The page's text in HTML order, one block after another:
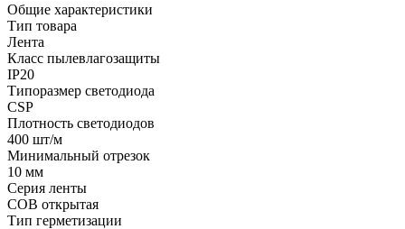
Общие характеристики
Тип товара
Лента
Класс пылевлагозащиты
IP20
Типоразмер светодиода
CSP
Плотность светодиодов
400 шт/м
Минимальный отрезок
10 мм
Серия ленты
COB открытая
Тип герметизации